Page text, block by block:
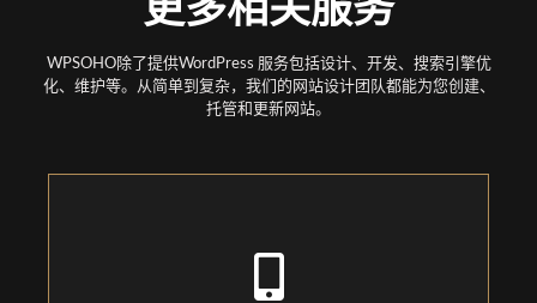
WPSOHO除了提供WordPress 服务包括设计、开发、搜索引擎优
化、维护等。从简单到复杂，我们的网站设计团队都能为您创建、
托管和更新网站。
Responsive Web Design